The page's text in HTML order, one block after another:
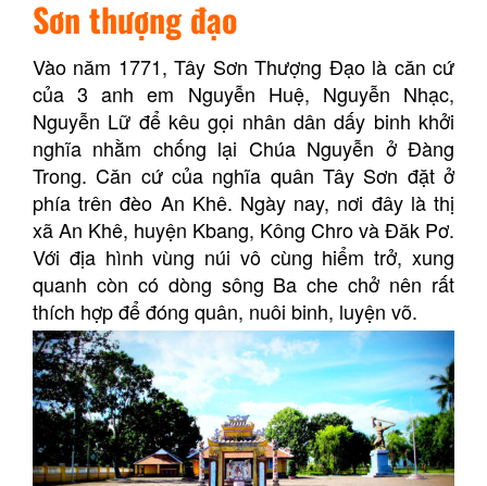
Sơn thượng đạo
Vào năm 1771, Tây Sơn Thượng Đạo là căn cứ
của 3 anh em Nguyễn Huệ, Nguyễn Nhạc,
Nguyễn Lữ để kêu gọi nhân dân dấy binh khởi
nghĩa nhằm chống lại Chúa Nguyễn ở Đàng
Trong. Căn cứ của nghĩa quân Tây Sơn đặt ở
phía trên đèo An Khê. Ngày nay, nơi đây là thị
xã An Khê, huyện Kbang, Kông Chro và Đăk Pơ.
Với địa hình vùng núi vô cùng hiểm trở, xung
quanh còn có dòng sông Ba che chở nên rất
thích hợp để đóng quân, nuôi binh, luyện võ.